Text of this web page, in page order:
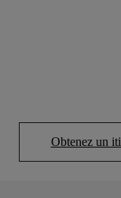
Obtenez un